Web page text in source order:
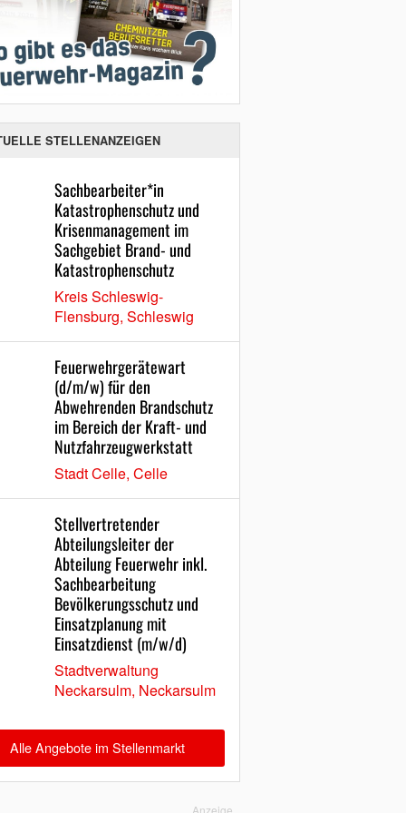
STELLENANZEIGEN
Sachbearbeiter*in
Katastrophenschutz und
Krisenmanagement im
Sachgebiet Brand- und
Katastrophenschutz
Kreis Schleswig-
Flensburg, Schleswig
Feuerwehrgerätewart
(d/m/w) für den
Abwehrenden Brandschutz
im Bereich der Kraft- und
Nutzfahrzeugwerkstatt
Stadt Celle, Celle
Stellvertretender
Abteilungsleiter der
Abteilung Feuerwehr inkl.
Sachbearbeitung
Bevölkerungsschutz und
Einsatzplanung mit
Einsatzdienst (m/w/d)
Stadtverwaltung
Neckarsulm, Neckarsulm
Alle Angebote im Stellenmarkt
Anzeige